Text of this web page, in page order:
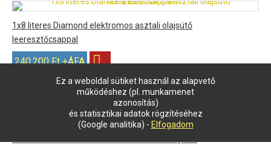
Ez a weboldal sütiket használ az alapvető
működéshez (pl. munkamenet
azonosítás)
és statisztikai adatok rögzítéséhez
(Google analitika) - Elfogadom
1x8 literes Diamond elektromos asztali olajsütő
leeresztőcsappal
240,200 Ft +ÁFA